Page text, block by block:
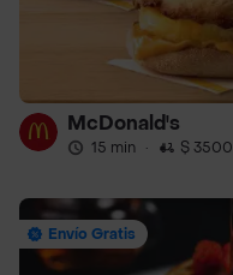
McDonald's
15 min · $ 3500
Envío Gratis